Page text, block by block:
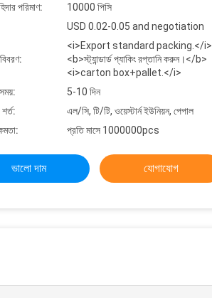
পরিমাণ:
10000 পিসি
USD 0.02-0.05 and negotiation
<i>Export standard packing.</i>
<b>স্ট্যান্ডার্ড প্যাকিং রপ্তানি করুন।</b>
<i>carton box+pallet.</i>
5-10 দিন
এল/সি, টি/টি, ওয়েস্টার্ন ইউনিয়ন, পেপাল
প্রতি মাসে 1000000pcs
ভালো দাম যোগাযোগ